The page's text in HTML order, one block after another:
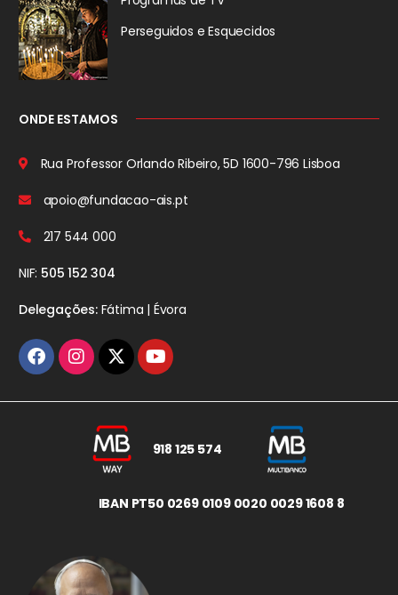
Perseguidos e Esquecidos
ONDE ESTAMOS
Rua Professor Orlando Ribeiro, 5D 1600-796 Lisboa
apoio@fundacao-ais.pt
217 544 000
NIF: 505 152 304
Delegações:Fátima | Évora
918 125 574
IBAN PT50 0269 0109 0020 0029 1608 8